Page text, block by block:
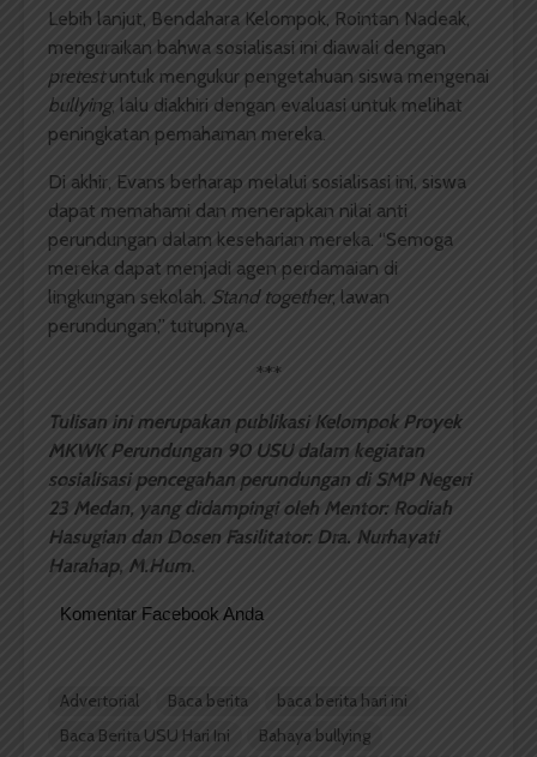
Lebih lanjut, Bendahara Kelompok, Rointan Nadeak,
menguraikan bahwa sosialisasi ini diawali dengan
pretestuntuk mengukur pengetahuan siswa mengenai
bullying, lalu diakhiri dengan evaluasi untuk melihat
peningkatan pemahaman mereka.
Di akhir, Evans berharap melalui sosialisasi ini, siswa
dapat memahami dan menerapkan nilai anti
perundungan dalam keseharian mereka. “Semoga
mereka dapat menjadi agen perdamaian di
lingkungan sekolah. Stand together, lawan
perundungan,” tutupnya.
***
Tulisan ini merupakan publikasi Kelompok Proyek
MKWK Perundungan 90 USU dalam kegiatan
sosialisasi pencegahan perundungan di SMP Negeri
23 Medan, yang didampingi oleh Mentor: Rodiah
Hasugian dan Dosen Fasilitator: Dra. Nurhayati
Harahap, M.Hum.
Komentar Facebook Anda
Advertorial Baca berita
baca berita hari ini
Baca Berita USU Hari Ini
Bahaya bullying